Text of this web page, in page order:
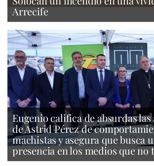
Arrecife
Eugenio califica de absurdas las
de Astrid Pérez de
machistas y asegura que busca
presencia en los medios que no